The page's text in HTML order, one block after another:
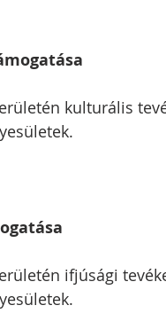
kulturális
ifjúsági